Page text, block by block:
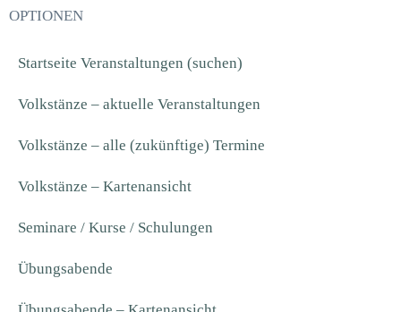
OPTIONEN
Startseite Veranstaltungen (suchen)
Volkstänze – aktuelle Veranstaltungen
Volkstänze – alle (zukünftige) Termine
Volkstänze – Kartenansicht
Seminare / Kurse / Schulungen
Übungsabende